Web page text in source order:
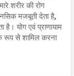
शरीर की रोग
मजबूती देता है,
है। योग एवं प्राणायाम
रूप से शामिल करना